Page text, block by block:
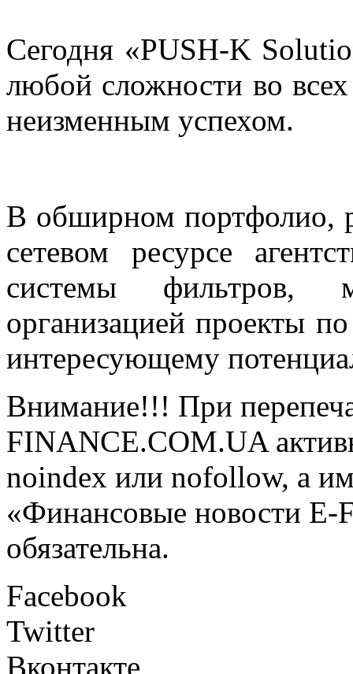
Сегодня «PUSH-K
любой сложности во
неизменным успехом.
В обширном портфолио,
сетевом ресурсе
системы фильтров,
организацией проекты
интересующему
Внимание!!! При
FINANCE.COM.UA
noindex или nofollow, а
«Финансовые новости
обязательна.
Facebook
Twitter
Вконтакте